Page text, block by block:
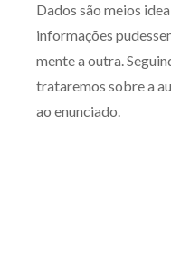
Dados são meios
informações
mente a outra.
trataremos sobre a
ao enunciado.